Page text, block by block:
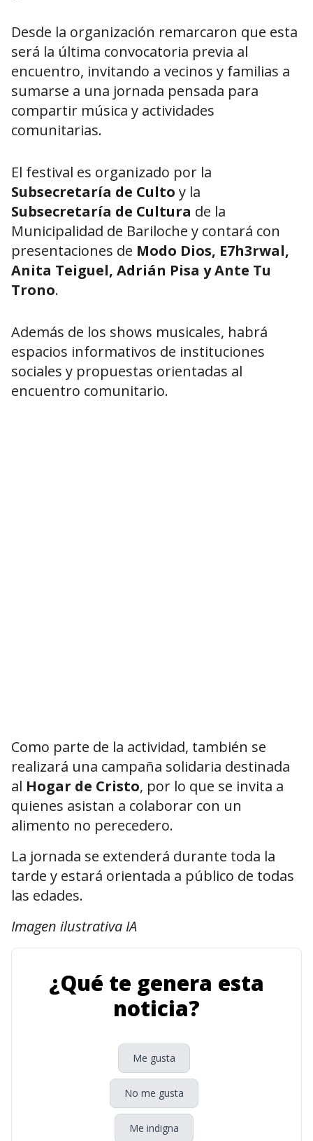
Desde la organización remarcaron que esta
será la última convocatoria previa al
encuentro, invitando a vecinos y familias a
sumarse a una jornada pensada para
compartir música y actividades
comunitarias.
El festival es organizado por la
Subsecretaría de Culto y la
Subsecretaría de Cultura de la
Municipalidad de Bariloche y contará con
presentaciones de Modo Dios, E7h3rwal,
Anita Teiguel, Adrián Pisa y Ante Tu
Trono.
Además de los shows musicales, habrá
espacios informativos de instituciones
sociales y propuestas orientadas al
encuentro comunitario.
Como parte de la actividad, también se
realizará una campaña solidaria destinada
al Hogar de Cristo, por lo que se invita a
quienes asistan a colaborar con un
alimento no perecedero.
La jornada se extenderá durante toda la
tarde y estará orientada a público de todas
las edades.
Imagen ilustrativa IA
¿Qué te genera esta
noticia?
Me gusta
No me gusta
Me indigna